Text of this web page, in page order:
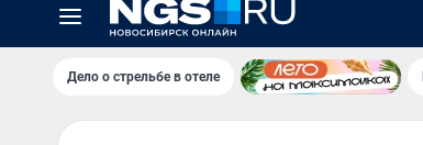
Дело о стрельбе в отеле